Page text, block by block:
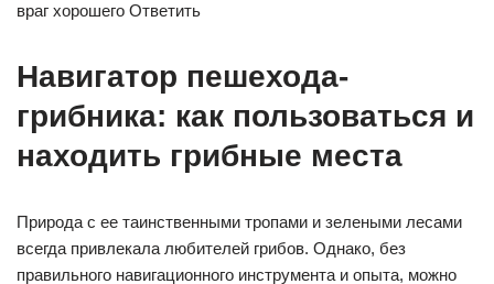
враг хорошего Ответить
Навигатор пешехода-
грибника: как пользоваться и
находить грибные места
Природа с ее таинственными тропами и зелеными лесами
всегда привлекала любителей грибов. Однако, без
правильного навигационного инструмента и опыта, можно